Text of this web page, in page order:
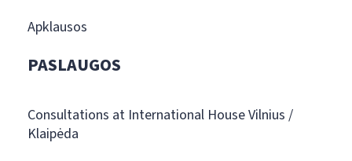
Apklausos
PASLAUGOS
Consultations at International House Vilnius /
Klaipėda